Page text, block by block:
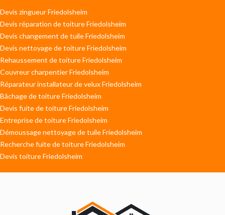
Devis zingueur Friedolsheim
Devis réparation de toiture Friedolsheim
Devis changement de tuile Friedolsheim
Devis nettoyage de toiture Friedolsheim
Rehaussement de toiture Friedolsheim
Couvreur charpentier Friedolsheim
Réparateur installateur de velux Friedolsheim
Bâchage de toiture Friedolsheim
Devis fuite de toiture Friedolsheim
Entreprise de toiture Friedolsheim
Démoussage nettoyage de tuile Friedolsheim
Recherche fuite de toiture Friedolsheim
Devis toiture Friedolsheim